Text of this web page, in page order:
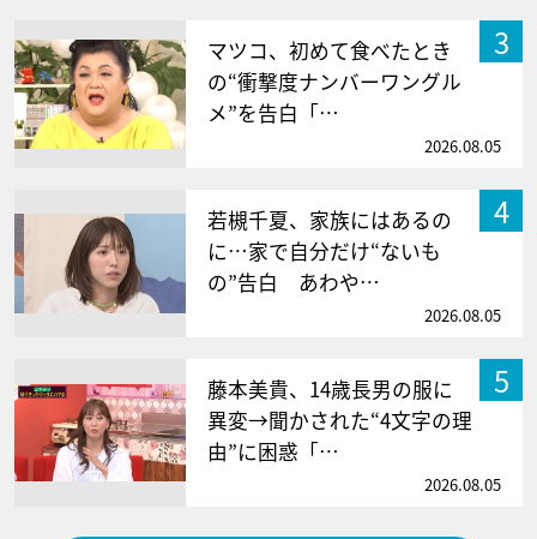
3
マツコ、初めて食べたとき
の“衝撃度ナンバーワングル
メ”を告白「…
2026.08.05
4
若槻千夏、家族にはあるの
に…家で自分だけ“ないも
の”告白 あわや…
2026.08.05
5
藤本美貴、14歳長男の服に
異変→聞かされた“4文字の理
由”に困惑「…
2026.08.05